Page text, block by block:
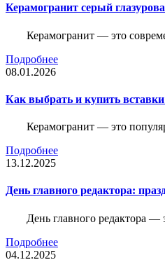
Керамогранит серый
Керамогранит — это
Подробнее
08.01.2026
Как выбрать и купить
Керамогранит — это
Подробнее
13.12.2025
День главного редактора:
День главного редактора —
Подробнее
04.12.2025